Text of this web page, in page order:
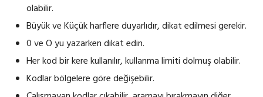
olabilir.
Büyük ve Küçük harflere duyarlıdır, dikat edilmesi gerekir.
0 ve O yu yazarken dikat edin.
Her kod bir kere kullanılır, kullanma limiti dolmuş olabilir.
Kodlar bölgelere göre değişebilir.